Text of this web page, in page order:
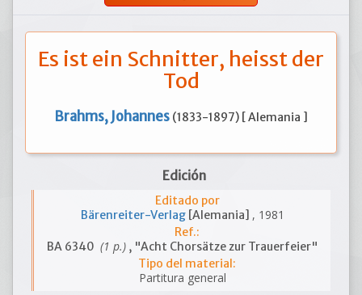
Es ist ein Schnitter, heisst der
Tod
Brahms, Johannes (1833-1897) [ Alemania ]
Edición
Editado por
Bärenreiter-Verlag [Alemania] , 1981
Ref.:
BA 6340 (1 p.), "Acht Chorsätze zur Trauerfeier"
Tipo del material:
Partitura general